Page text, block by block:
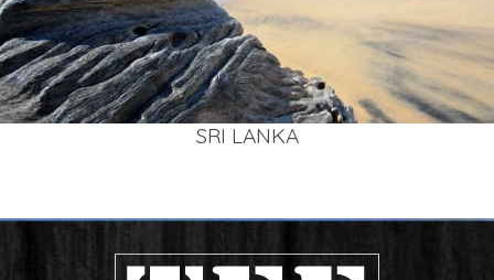
SRI LAN­KA